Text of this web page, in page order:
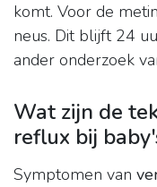
komt. Voor de
neus. Dit blijft 24
ander onderzoek
Wat zijn de
reflux bij
Symptomen van